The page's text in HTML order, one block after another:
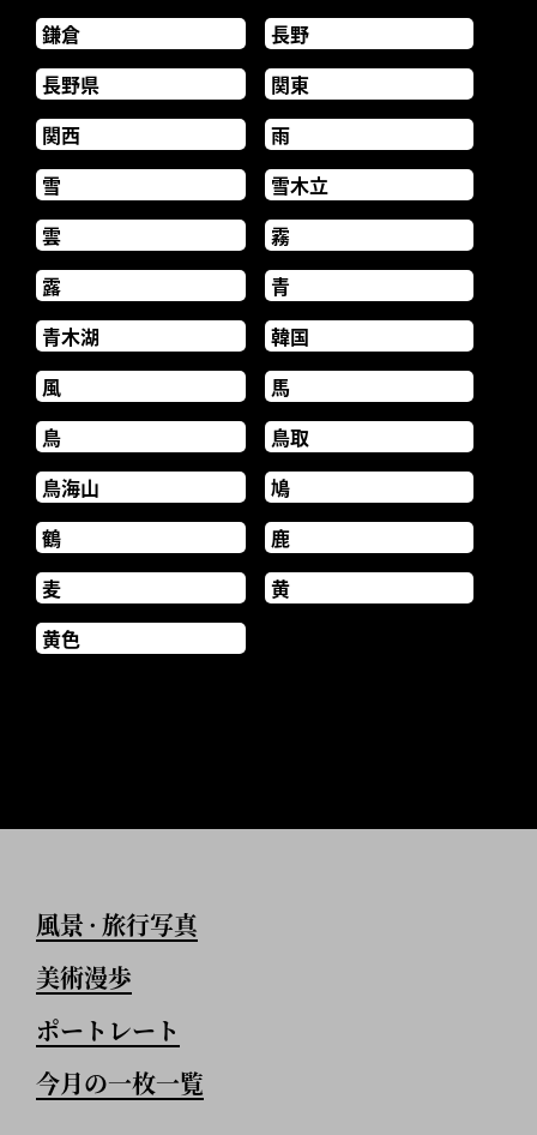
鎌倉
長野
長野県
関東
関西
雨
雪
雪木立
雲
霧
露
青
青木湖
韓国
風
馬
鳥
鳥取
鳥海山
鳩
鶴
鹿
麦
黄
黄色
風景 • 旅行写真
美術漫歩
ポートレート
今月の一枚一覧